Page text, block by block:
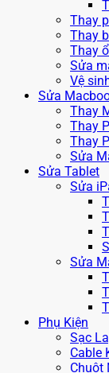
Thay
Thay
Thay
Sửa
Vệ
Sửa
Thay
Thay
Thay
Sửa
Sửa Tablet
Sửa
Sửa
Phụ Kiện
Sạc
Cable
Chuột